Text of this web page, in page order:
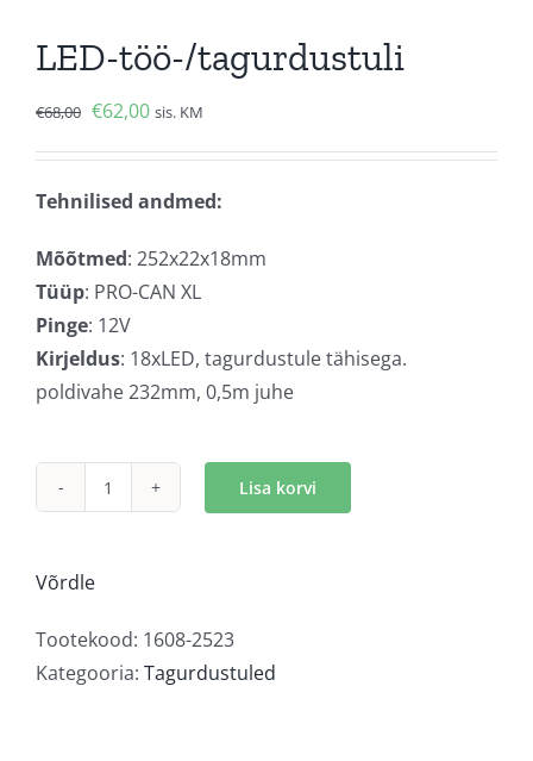
LED-töö-/tagurdustuli
€68,00 Algne
€68,00.
€62,00Current
€62,00.
sis. KM
Tehnilised andmed:
Mõõtmed: 252x22x18mm
Tüüp: PRO-CAN XL
Pinge: 12V
Kirjeldus: 18xLED, tagurdustule tähisega.
poldivahe 232mm, 0,5m juhe
LED-
Lisa korvi
Võrdle
Tootekood: 1608-2523
Kategooria: Tagurdustuled